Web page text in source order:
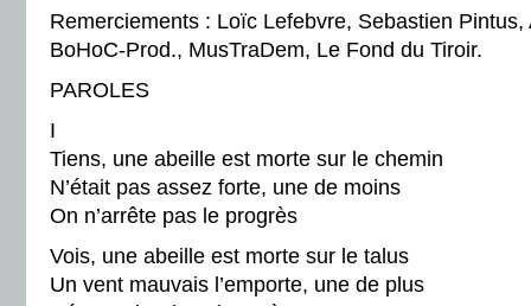
Remerciements : Loïc Lefebvre, Sebastien
BoHoC-Prod., MusTraDem, Le Fond du Tiroir.
PAROLES
I
Tiens, une abeille est morte sur le chemin
N’était pas assez forte, une de moins
On n’arrête pas le progrès
Vois, une abeille est morte sur le talus
Un vent mauvais l’emporte, une de plus